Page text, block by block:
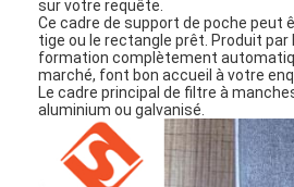
sur votre requête.
Ce cadre de support de poche peut
tige ou le rectangle prêt. Produit par
formation complètement
marché, font bon accueil à votre
Le cadre principal de filtre à
aluminium ou galvanisé.